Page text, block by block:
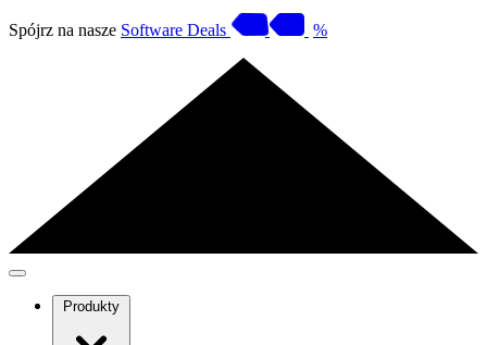
Spójrz na nasze Software Deals %
Produkty